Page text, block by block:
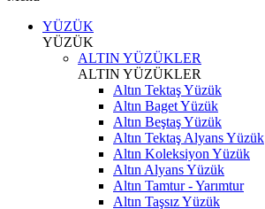
YÜZÜK
YÜZÜK
ALTIN YÜZÜKLER
ALTIN YÜZÜKLER
Altın Tektaş Yüzük
Altın Baget Yüzük
Altın Beştaş Yüzük
Altın Tektaş Alyans Yüzük
Altın Koleksiyon Yüzük
Altın Alyans Yüzük
Altın Tamtur - Yarımtur
Altın Taşsız Yüzük